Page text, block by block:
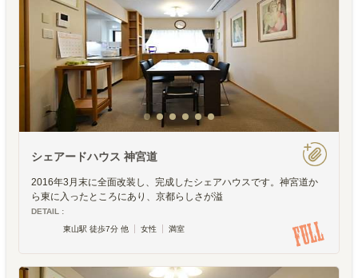
シェアードハウス 神宮道
2016年3月末に全面改装し、完成したシェアハウスです。神宮道か
ら東に入ったところにあり、京都らしさが溢
DETAIL :
東山駅 徒歩7分 他
女性 満室